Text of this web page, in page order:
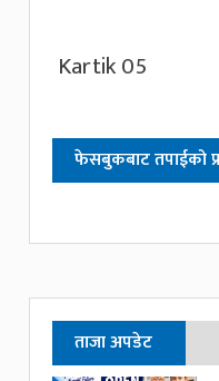
Kartik 05
फेसबुकबाट तपाईको
ताजा अपडेट